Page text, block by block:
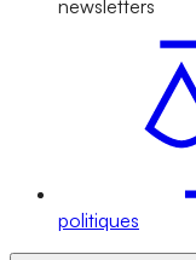
newsletters
politiques